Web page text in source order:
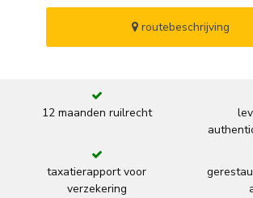
routebeschrijving
12 maanden ruilrecht
taxatierapport voor
verzekering